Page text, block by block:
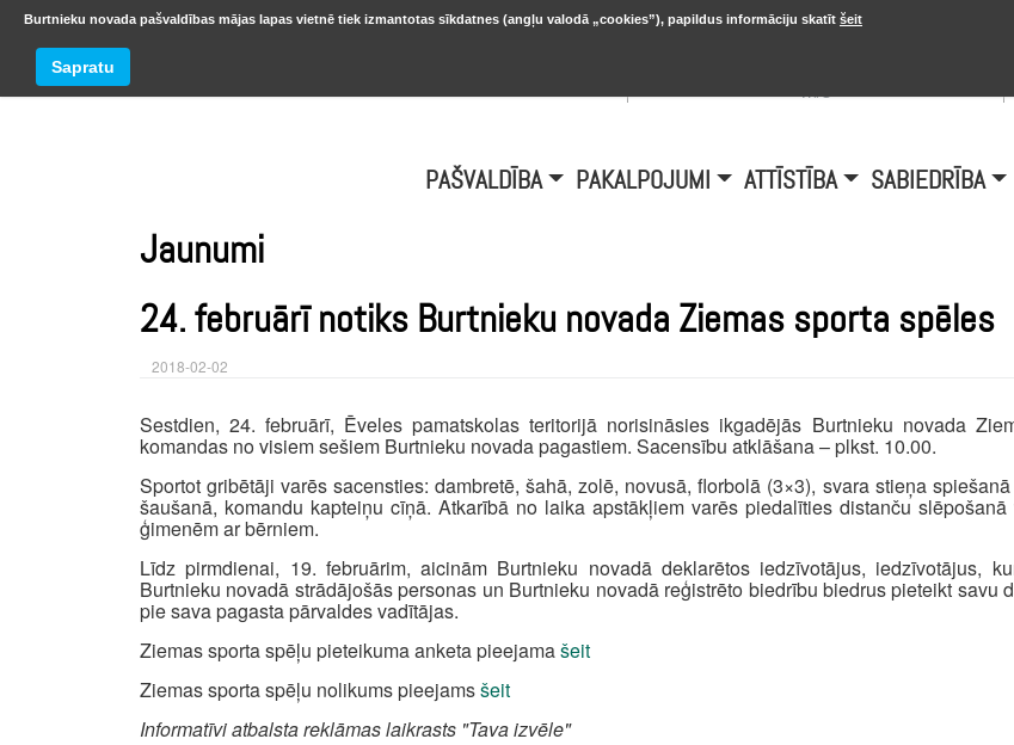
BURTNIEKU NOVADS m/s
PAŠVALDĪBA PAKALPOJUMI ATTĪSTĪBA SABIEDRĪBA
Jaunumi
24. februārī notiks Burtnieku novada Ziemas sporta spēles
2018-02-02
Sestdien, 24. februārī, Ēveles pamatskolas teritorijā norisināsies ikgadējās Burtnieku novada
komandas no visiem sešiem Burtnieku novada pagastiem. Sacensību atklāšana – plkst. 10.00.
Sportot gribētāji varēs sacensties: dambretē, šahā, zolē, novusā, florbolā (3×3), svara stieņa
šaušanā, komandu kapteiņu cīņā. Atkarībā no laika apstākļiem varēs piedalīties distanču
ģimenēm ar bērniem.
Līdz pirmdienai, 19. februārim, aicinām Burtnieku novadā deklarētos iedzīvotājus, iedzīvotājus,
Burtnieku novadā strādājošās personas un Burtnieku novadā reģistrēto biedrību biedrus pieteikt savu
pie sava pagasta pārvaldes vadītājas.
Ziemas sporta spēļu pieteikuma anketa pieejamašeit
Ziemas sporta spēļu nolikums pieejamsšeit
Informatīvi atbalsta reklāmas laikrasts "Tava izvēle"
Burtnieku novada pašvaldības mājas lapas vietnē tiek izmantotas sīkdatnes (angļu valodā „cookies”), papildus informāciju skatīt šeit
Sapratu